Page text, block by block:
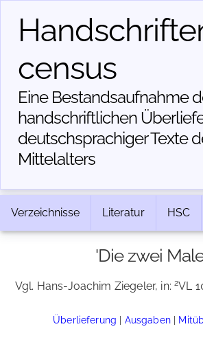
census
Eine Bestandsaufnahme
handschriftlichen
deutschsprachiger Texte
Mittelalters
Verzeichnisse Literatur HSC
'Die zwei
Vgl. Hans-Joachim Ziegeler, in:2VL
Überlieferung | Ausgaben|